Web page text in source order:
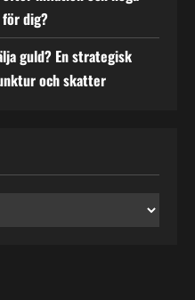
dig?
guld? En strategisk
och skatter